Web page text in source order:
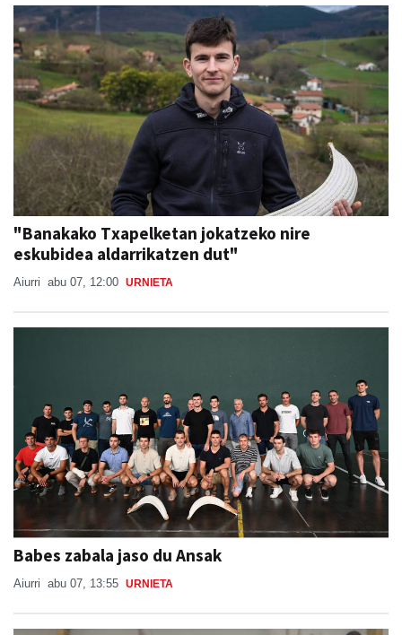
"Banakako Txapelketan jokatzeko nire
eskubidea aldarrikatzen dut"
Aiurri abu 07, 12:00 URNIETA
Babes zabala jaso du Ansak
Aiurri abu 07, 13:55 URNIETA